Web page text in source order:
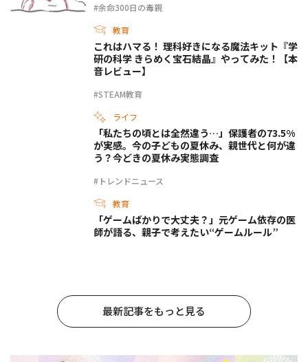
#余命300日の毒親
教育
#STEAM教育
これはハマる！ 理科好きになる魔法キット『学
研の科学 きらめく宝石結晶』やってみた！【本
音レビュー】
ライフ
#トレンドニュース
「私たちの頃とは全然違う…」保護者の73.5%
が実感。今の子どもの夏休み、親世代と何が違
う？今どきの夏休み実態調査
教育
「ゲームばかりで大丈夫？」元ゲーム依存の医
師が語る、親子で考えたい“ゲームルール”
最新記事をもっと見る